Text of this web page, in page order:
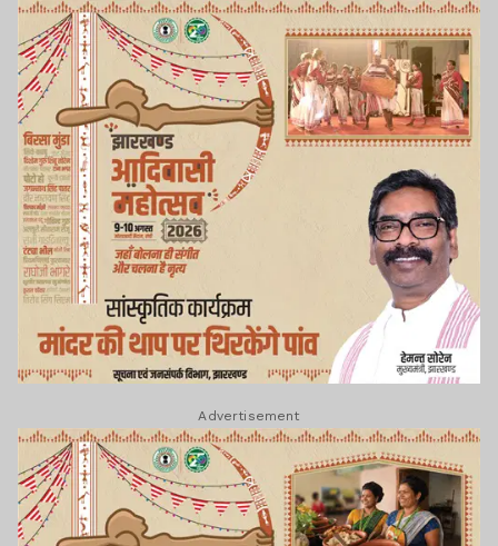
Advertisement